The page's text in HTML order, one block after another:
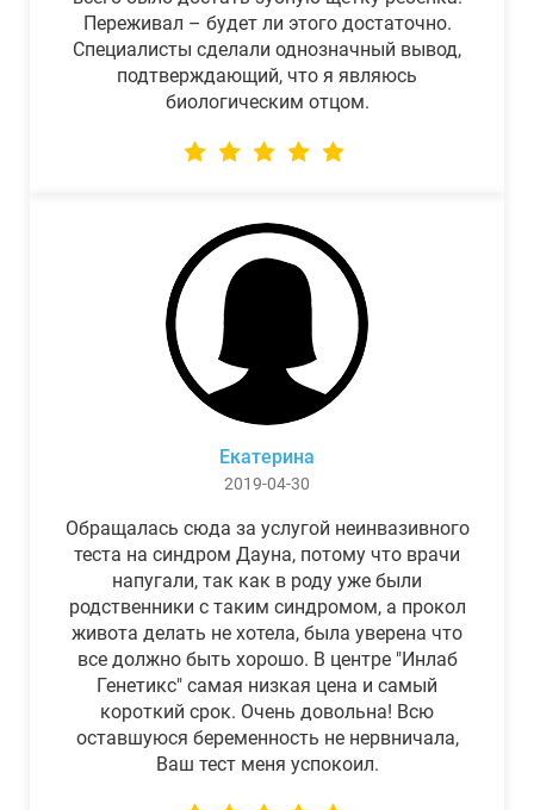
Переживал – будет ли этого достаточно.
Специалисты сделали однозначный вывод,
подтверждающий, что я являюсь
биологическим отцом.
Екатерина
2019-04-30
Обращалась сюда за услугой неинвазивного
теста на синдром Дауна, потому что врачи
напугали, так как в роду уже были
родственники с таким синдромом, а прокол
живота делать не хотела, была уверена что
все должно быть хорошо. В центре "Инлаб
Генетикс" самая низкая цена и самый
короткий срок. Очень довольна! Всю
оставшуюся беременность не нервничала,
Ваш тест меня успокоил.